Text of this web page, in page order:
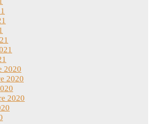
2020
2020
2020